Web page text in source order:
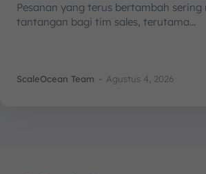
Pesanan yang terus bertambah sering
tantangan bagi tim sales, terutama...
ScaleOcean Team - Agustus 4, 2026